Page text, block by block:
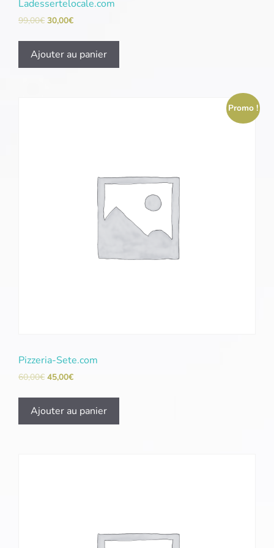
Ladessertelocale.com
99,00€ 30,00€
Ajouter au panier
Promo !
Pizzeria-Sete.com
60,00€ 45,00€
Ajouter au panier